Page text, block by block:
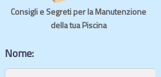
Consigli e Segreti per la Manutenzione
della tua Piscina
Nome: